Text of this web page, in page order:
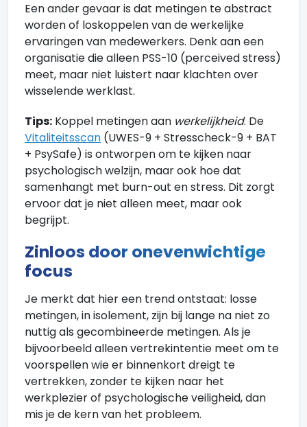
Een ander gevaar is dat metingen te abstract
worden of loskoppelen van de werkelijke
ervaringen van medewerkers. Denk aan een
organisatie die alleen PSS-10 (perceived stress)
meet, maar niet luistert naar klachten over
wisselende werklast.
Tips: Koppel metingen aan werkelijkheid. De
Vitaliteitsscan (UWES-9 + Stresscheck-9 + BAT
+ PsySafe) is ontworpen om te kijken naar
psychologisch welzijn, maar ook hoe dat
samenhangt met burn-out en stress. Dit zorgt
ervoor dat je niet alleen meet, maar ook
begrijpt.
Zinloos door onevenwichtige
focus
Je merkt dat hier een trend ontstaat: losse
metingen, in isolement, zijn bij lange na niet zo
nuttig als gecombineerde metingen. Als je
bijvoorbeeld alleen vertrekintentie meet om te
voorspellen wie er binnenkort dreigt te
vertrekken, zonder te kijken naar het
werkplezier of psychologische veiligheid, dan
mis je de kern van het probleem.